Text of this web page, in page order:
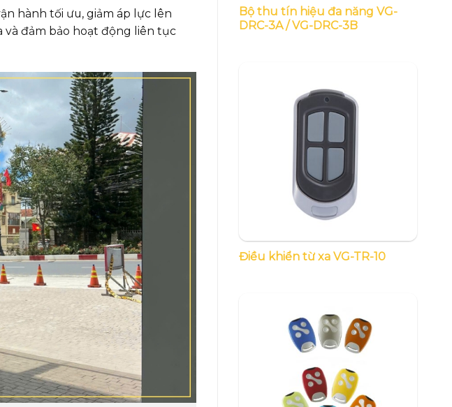
hành tối ưu, giảm áp lực lên
và đảm bảo hoạt động liên tục
Bộ thu tín hiệu đa năng VG-
DRC-3A / VG-DRC-3B
Điều khiển từ xa VG-TR-10